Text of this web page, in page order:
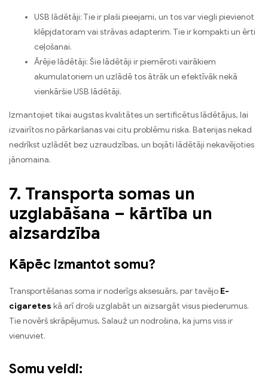
USB lādētāji: Tie ir plaši pieejami, un tos var viegli pievienot
klēpjdatoram vai strāvas adapterim. Tie ir kompakti un ērti
ceļošanai.
Ārējie lādētāji: Šie lādētāji ir piemēroti vairākiem
akumulatoriem un uzlādē tos ātrāk un efektīvāk nekā
vienkāršie USB lādētāji.
Izmantojiet tikai augstas kvalitātes un sertificētus lādētājus, lai
izvairītos no pārkaršanas vai citu problēmu riska. Baterijas nekad
nedrīkst uzlādēt bez uzraudzības, un bojāti lādētāji nekavējoties
jānomaina.
7. Transporta somas un
uzglabāšana – kārtība un
aizsardzība
Kāpēc izmantot somu?
Transportēšanas soma ir noderīgs aksesuārs, par tavējo E-
cigaretes kā arī droši uzglabāt un aizsargāt visus piederumus.
Tie novērš skrāpējumus, Salauž un nodrošina, ka jums viss ir
vienuviet.
Somu veidi: